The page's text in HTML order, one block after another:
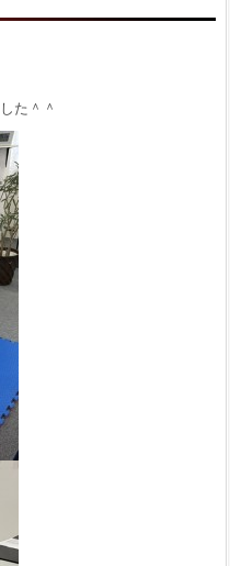
た＾＾